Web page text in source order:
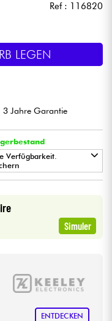
an
Ref : 116820
LEGEN
3 Jahre Garantie
Verfügbarkeit.
BORDEAUX
MusicPARIS
Simuler
ENTDECKEN